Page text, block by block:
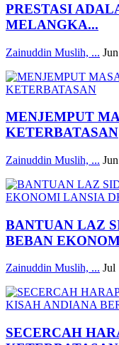
PRESTASI
MELANGKA...
Zainuddin Muslih, ...
MENJEMPUT
KETERBATASAN
Zainuddin Muslih, ...
BANTUAN LAZ
BEBAN
Zainuddin Muslih, ... Jul
SECERCAH